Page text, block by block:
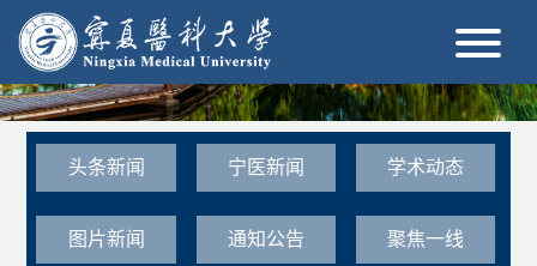
头条新闻 宁医新闻 学术动态
图片新闻 通知公告 聚焦一线